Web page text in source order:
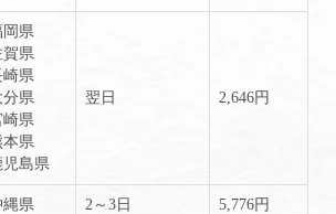
岡県
賀県
崎県
分県
崎県
本県
児島県
翌日 2,646円
縄県 2～3日 5,776円